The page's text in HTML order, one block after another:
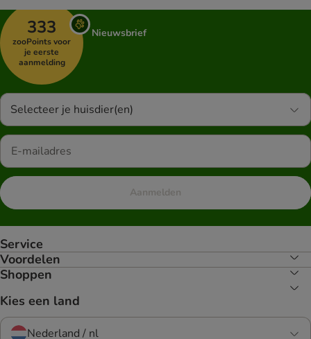
333
zooPoints voor
je eerste
aanmelding
Nieuwsbrief
Selecteer je huisdier(en)
Aanmelden
Service
Voordelen
Shoppen
Kies een land
Nederland / nl